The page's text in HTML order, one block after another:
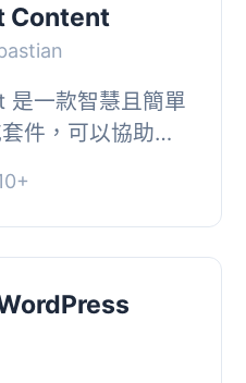
Content
一款智慧且簡單
件，可以協助我
，並可以新增到